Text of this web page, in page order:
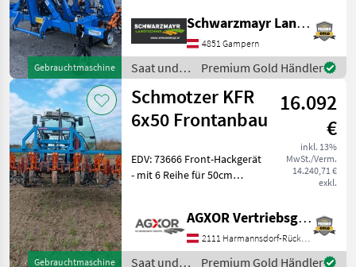
anzeigen
MODELL
Venterra
2K
MARKTPLATZ
Marktplatz Händlerangebote Kleinanzeigen
Gebrauchtmaschine
67963 Mais-Hackgerät - BJ
2021 - mit 9 Reihen - mit
Reihenab
Schwarzmayr Landtechnik GmbH - Gampern
4851 Gampern
Saat und
Pflege /
Schmotzer
Premium Gold Händler
Gebrauchtmaschine
Schmotzer KFR
6x50 Frontanbau
16.092
€
inkl. 13%
MwSt./Verm.
14.240,71 €
exkl.
EDV: 73666 Front-Hackgerät
- mit 6 Reihe für 50cm
Tiefenführungsräder -
gebraucht aus Vermittlung
mit 13% MwSt
AGXOR Vertriebsgesellschaft Ost GmbH
2111 Harmannsdorf-Rückersdorf
Saat und
Premium Gold Händler